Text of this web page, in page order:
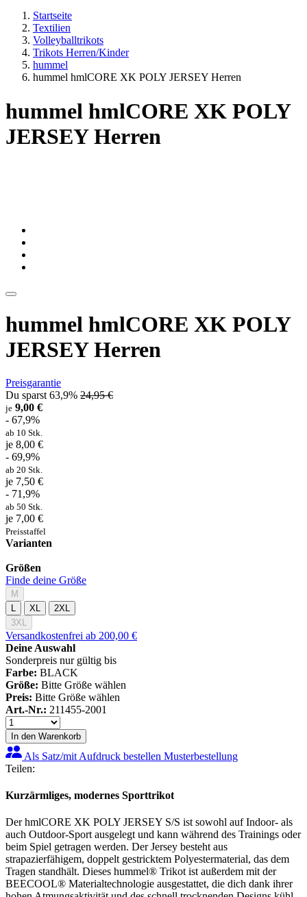
Startseite
Textilien
Volleyballtrikots
Trikots Herren/Kinder
hummel
hummel hmlCORE XK POLY JERSEY Herren
hummel hmlCORE XK POLY
JERSEY Herren
hummel hmlCORE XK POLY
JERSEY Herren
Preisgarantie
Du sparst 63,9% 24,95 €
je 9,00 €
- 67,9%
ab 10 Stk.
je 8,00 €
- 69,9%
ab 20 Stk.
je 7,50 €
- 71,9%
ab 50 Stk.
je 7,00 €
Preisstaffel
Varianten
Größen
Finde deine Größe
M
XL
2XL
3XL
Versandkostenfrei ab 200,00 €
Deine Auswahl
Sonderpreis nur gültig bis
Farbe: BLACK
Größe: Bitte Größe wählen
Preis: Bitte Größe wählen
Art.-Nr.: 211455-2001
In den Warenkorb
Als Satz/mit Aufdruck bestellen Musterbestellung
Teilen:
Kurzärmliges, modernes Sporttrikot
Der hmlCORE XK POLY JERSEY S/S ist sowohl auf Indoor- als
auch Outdoor-Sport ausgelegt und kann während des Trainings oder
beim Spiel getragen werden. Der Jersey besteht aus
strapazierfähigem, doppelt gestricktem Polyestermaterial, das dem
Tragen standhält. Dieses hummel® Trikot ist außerdem mit der
BEECOOL® Materialtechnologie ausgestattet, die dich dank ihrer